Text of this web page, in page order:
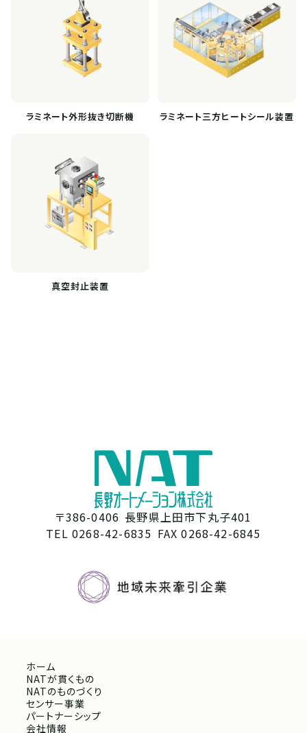
ラミネート外形抜き切断機 ラミネート三方ヒートシール装置
真空封止装置
〒386-0406 長野県上田市下丸子401
TEL 0268-42-6835 FAX 0268-42-6845
ホーム
NATが貫くもの
NATのものづくり
センサー事業
パートナーシップ
会社情報